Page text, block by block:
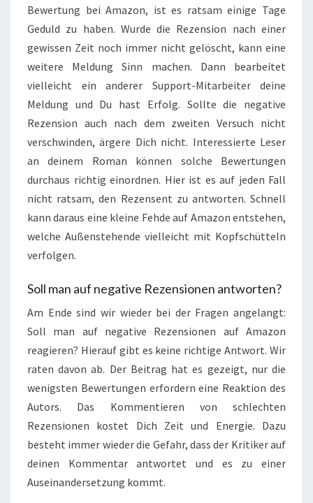
Bewertung bei Amazon, ist es ratsam einige Tage
Geduld zu haben. Wurde die Rezension nach einer
gewissen Zeit noch immer nicht gelöscht, kann eine
weitere Meldung Sinn machen. Dann bearbeitet
vielleicht ein anderer Support-Mitarbeiter deine
Meldung und Du hast Erfolg. Sollte die negative
Rezension auch nach dem zweiten Versuch nicht
verschwinden, ärgere Dich nicht. Interessierte Leser
an deinem Roman können solche Bewertungen
durchaus richtig einordnen. Hier ist es auf jeden Fall
nicht ratsam, den Rezensent zu antworten. Schnell
kann daraus eine kleine Fehde auf Amazon entstehen,
welche Außenstehende vielleicht mit Kopfschütteln
verfolgen.
Soll man auf negative Rezensionen antworten?
Am Ende sind wir wieder bei der Fragen angelangt:
Soll man auf negative Rezensionen auf Amazon
reagieren? Hierauf gibt es keine richtige Antwort. Wir
raten davon ab. Der Beitrag hat es gezeigt, nur die
wenigsten Bewertungen erfordern eine Reaktion des
Autors. Das Kommentieren von schlechten
Rezensionen kostet Dich Zeit und Energie. Dazu
besteht immer wieder die Gefahr, dass der Kritiker auf
deinen Kommentar antwortet und es zu einer
Auseinandersetzung kommt.